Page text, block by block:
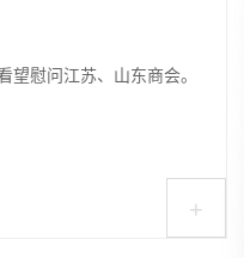
望慰问江苏、山东商会。
+